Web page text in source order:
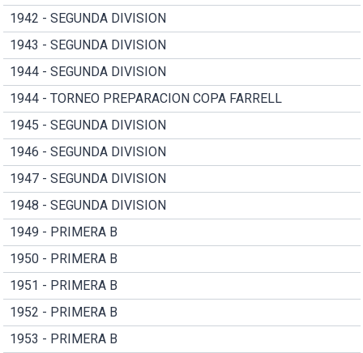
1942 - SEGUNDA DIVISION
1943 - SEGUNDA DIVISION
1944 - SEGUNDA DIVISION
1944 - TORNEO PREPARACION COPA FARRELL
1945 - SEGUNDA DIVISION
1946 - SEGUNDA DIVISION
1947 - SEGUNDA DIVISION
1948 - SEGUNDA DIVISION
1949 - PRIMERA B
1950 - PRIMERA B
1951 - PRIMERA B
1952 - PRIMERA B
1953 - PRIMERA B